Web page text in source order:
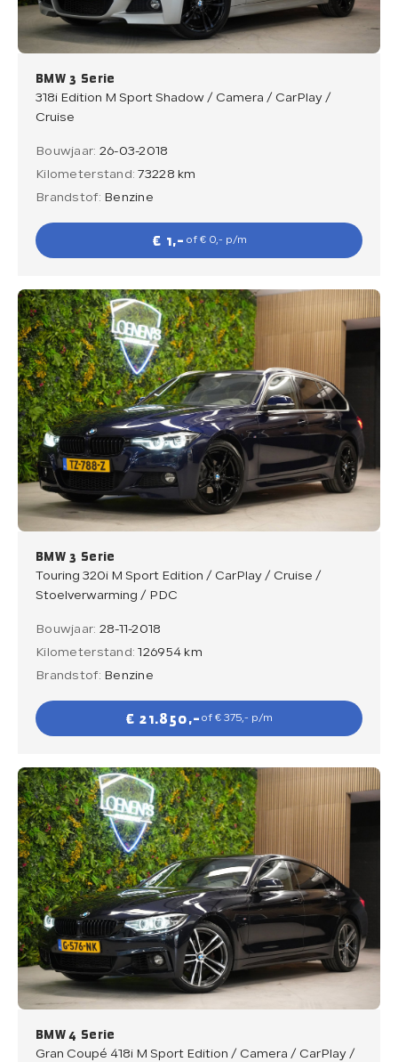
BMW 3 Serie
318i Edition M Sport Shadow / Camera / CarPlay /
Cruise
Bouwjaar: 26-03-2018
Kilometerstand:73228 km
Brandstof: Benzine
€ 1,- of € 0,- p/m
BMW 3 Serie
Touring 320i M Sport Edition / CarPlay / Cruise /
Stoelverwarming / PDC
Bouwjaar: 28-11-2018
Kilometerstand:126954 km
Brandstof: Benzine
€ 21.850,- of € 375,- p/m
BMW 4 Serie
Gran Coupé 418i M Sport Edition / Camera / CarPlay /